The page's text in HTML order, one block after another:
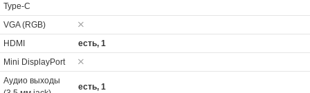
Type-C
VGA (RGB)
HDMI
есть, 1
Mini DisplayPort
Аудио выходы
есть, 1